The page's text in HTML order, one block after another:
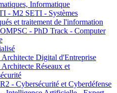
Informatique
- M2 SETI - Systèmes
et traitement de l'information
- PhD Track - Computer
Digital d'Entreprise
Réseaux et
- Cybersécurité et Cyberdéfense